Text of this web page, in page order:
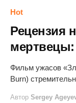
Hot
Рецензия
мертвецы:
Фильм ужасов
Burn)
Автор Sergey